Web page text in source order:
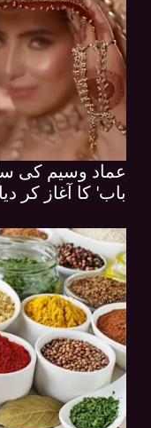
عماد وسیم کی
باب' کا آغاز کر دیا